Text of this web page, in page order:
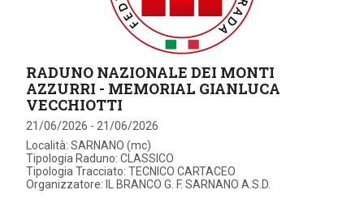
RADUNO NAZIONALE DEI MONTI
AZZURRI - MEMORIAL GIANLUCA
VECCHIOTTI
21/06/2026 - 21/06/2026
Località: SARNANO (mc)
Tipologia Raduno: CLASSICO
Tipologia Tracciato: TECNICO CARTACEO
Organizzatore: IL BRANCO G. F. SARNANO A.S.D.